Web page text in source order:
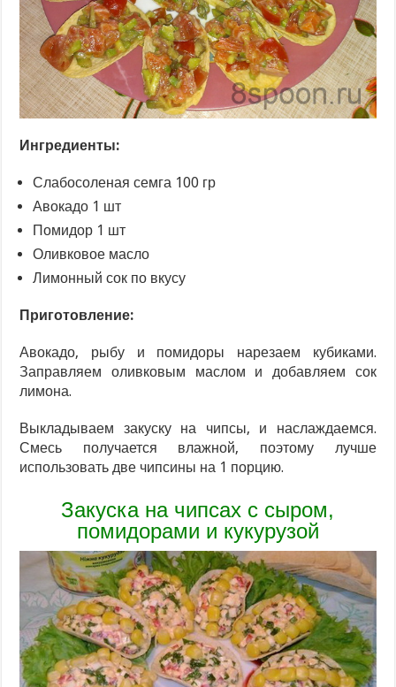
Ингредиенты:
Слабосоленая семга 100 гр
Авокадо 1 шт
Помидор 1 шт
Оливковое масло
Лимонный сок по вкусу
Приготовление:
Авокадо, рыбу и помидоры нарезаем кубиками.
Заправляем оливковым маслом и добавляем сок
лимона.
Выкладываем закуску на чипсы, и наслаждаемся.
Смесь получается влажной, поэтому лучше
использовать две чипсины на 1 порцию.
Закуска на чипсах с сыром,
помидорами и кукурузой